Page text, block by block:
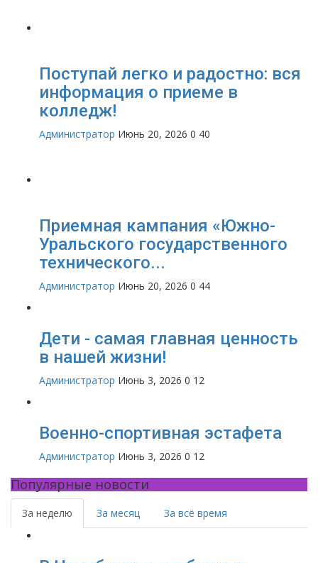
Поступай легко и радостно: вся
информация о приеме в
колледж!
Администратор Июнь 20, 2026 0 40
Приемная кампания «Южно-
Уральского государственного
технического...
Администратор Июнь 20, 2026 0 44
Дети - самая главная ценность
в нашей жизни!
Администратор Июнь 3, 2026 0 12
Военно-спортивная эстафета
Администратор Июнь 3, 2026 0 12
Популярные новости
За неделю За месяц За всё время